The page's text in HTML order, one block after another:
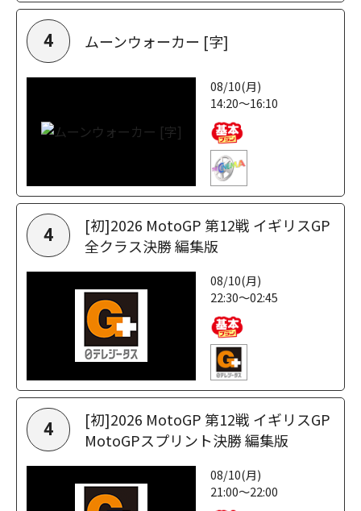
4 ムーンウォーカー [字]
08/10(月)
14:20～16:10
4
[初]2026 MotoGP 第12戦 イギリスGP
全クラス決勝 編集版
08/10(月)
22:30～02:45
4
[初]2026 MotoGP 第12戦 イギリスGP
MotoGPスプリント決勝 編集版
08/10(月)
21:00～22:00